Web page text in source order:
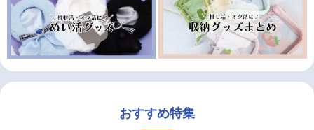
おすすめ特集